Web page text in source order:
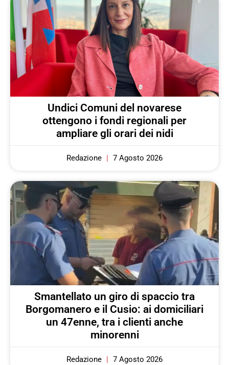
Undici Comuni del novarese
ottengono i fondi regionali per
ampliare gli orari dei nidi
Redazione 7 Agosto 2026
Smantellato un giro di spaccio tra
Borgomanero e il Cusio: ai domiciliari
un 47enne, tra i clienti anche
minorenni
Redazione 7 Agosto 2026